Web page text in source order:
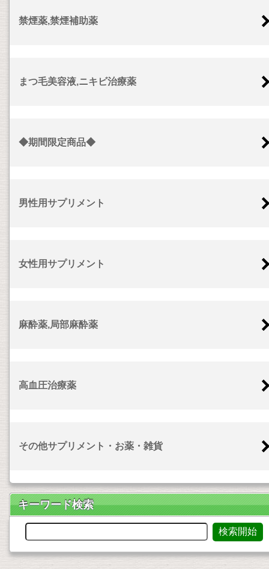
禁煙薬,禁煙補助薬
まつ毛美容液,ニキビ治療薬
◆期間限定商品◆
男性用サプリメント
女性用サプリメント
麻酔薬,局部麻酔薬
高血圧治療薬
その他サプリメント・お薬・雑貨
キーワード検索